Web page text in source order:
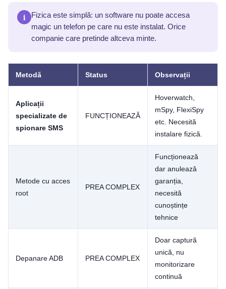
i
Fizica este simplă: un software nu poate accesa
magic un telefon pe care nu este instalat. Orice
companie care pretinde altceva minte.
Metodă Status Observații
Aplicații
specializate de
spionare SMS
FUNCȚIONEAZĂ
Hoverwatch,
mSpy, FlexiSpy
etc. Necesită
instalare fizică.
Metode cu acces
root
PREA COMPLEX
Funcționează
dar anulează
garanția,
necesită
cunoștințe
tehnice
Depanare ADB PREA COMPLEX
Doar captură
unică, nu
monitorizare
continuă